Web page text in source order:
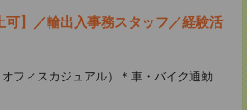
可】／輸出入事務スタッフ／経験活
フィスカジュアル）＊車・バイク通勤 ...